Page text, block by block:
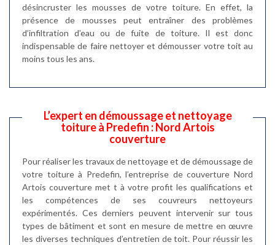
désincruster les mousses de votre toiture. En effet, la
présence de mousses peut entraîner des problèmes
d’infiltration d’eau ou de fuite de toiture. Il est donc
indispensable de faire nettoyer et démousser votre toit au
moins tous les ans.
L’expert en démoussage et nettoyage
toiture à Predefin : Nord Artois
couverture
Pour réaliser les travaux de nettoyage et de démoussage de
votre toiture à Predefin, l’entreprise de couverture Nord
Artois couverture met t à votre profit les qualifications et
les compétences de ses couvreurs nettoyeurs
expérimentés. Ces derniers peuvent intervenir sur tous
types de bâtiment et sont en mesure de mettre en œuvre
les diverses techniques d’entretien de toit. Pour réussir les